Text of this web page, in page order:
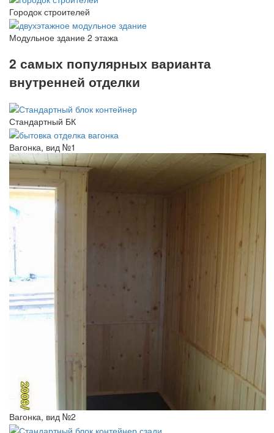
Городок строителей
Модульное здание 2 этажа
2 самых популярных варианта
внутренней отделки
Стандартный БК
Вагонка, вид №1
Вагонка, вид №2